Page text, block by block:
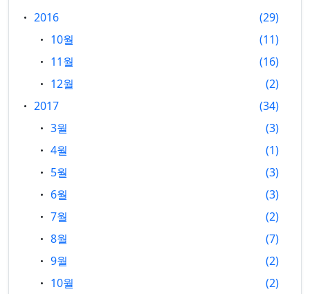
2016
29
10월
11
11월
16
12월
2
2017
34
3월
3
4월
1
5월
3
6월
3
7월
2
8월
7
9월
2
10월
2